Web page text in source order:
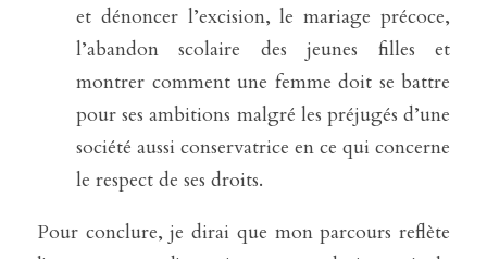
et dénoncer l’excision, le mariage précoce,
l’abandon scolaire des jeunes filles et
montrer comment une femme doit se battre
pour ses ambitions malgré les préjugés d’une
société aussi conservatrice en ce qui concerne
le respect de ses droits.
Pour conclure, je dirai que mon parcours reflète